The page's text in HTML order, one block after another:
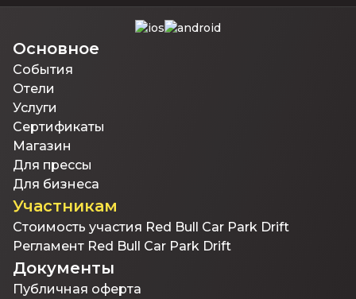
Основное
События
Отели
Услуги
Сертификаты
Магазин
Для прессы
Для бизнеса
Участникам
Стоимость участия Red Bull Car Park Drift
Регламент Red Bull Car Park Drift
Документы
Публичная оферта